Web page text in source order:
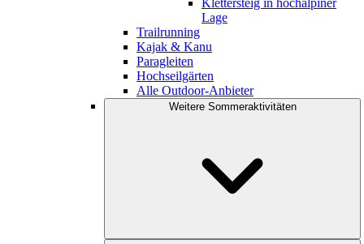
Klettersteig in hochalpiner
Lage
Trailrunning
Kajak & Kanu
Paragleiten
Hochseilgärten
Alle Outdoor-Anbieter
Weitere Sommeraktivitäten